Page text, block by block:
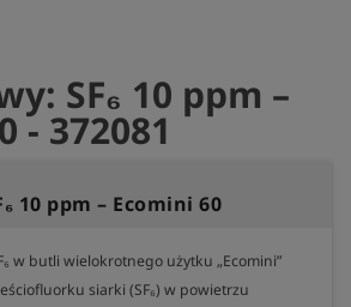
SF₆ 10 ppm –
- 372081
10 ppm – Ecomini 60
w butli wielokrotnego użytku „Ecomini”
siarki (SF₆) w powietrzu